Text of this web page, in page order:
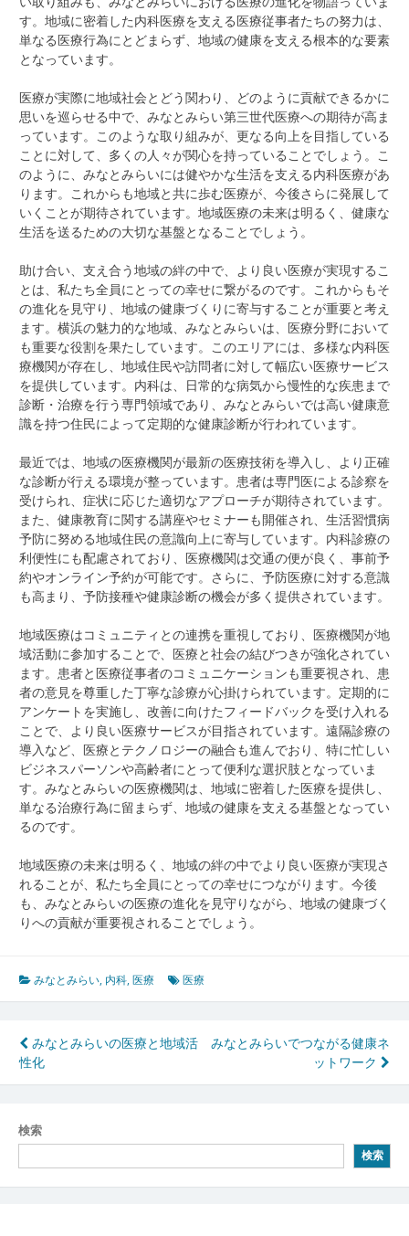
す。地域に密着した内科医療を支える医療従事者たちの努力は、
単なる医療行為にとどまらず、地域の健康を支える根本的な要素
となっています。
医療が実際に地域社会とどう関わり、どのように貢献できるかに
思いを巡らせる中で、みなとみらい第三世代医療への期待が高ま
っています。このような取り組みが、更なる向上を目指している
ことに対して、多くの人々が関心を持っていることでしょう。こ
のように、みなとみらいには健やかな生活を支える内科医療があ
ります。これからも地域と共に歩む医療が、今後さらに発展して
いくことが期待されています。地域医療の未来は明るく、健康な
生活を送るための大切な基盤となることでしょう。
助け合い、支え合う地域の絆の中で、より良い医療が実現するこ
とは、私たち全員にとっての幸せに繋がるのです。これからもそ
の進化を見守り、地域の健康づくりに寄与することが重要と考え
ます。横浜の魅力的な地域、みなとみらいは、医療分野において
も重要な役割を果たしています。このエリアには、多様な内科医
療機関が存在し、地域住民や訪問者に対して幅広い医療サービス
を提供しています。内科は、日常的な病気から慢性的な疾患まで
診断・治療を行う専門領域であり、みなとみらいでは高い健康意
識を持つ住民によって定期的な健康診断が行われています。
最近では、地域の医療機関が最新の医療技術を導入し、より正確
な診断が行える環境が整っています。患者は専門医による診察を
受けられ、症状に応じた適切なアプローチが期待されています。
また、健康教育に関する講座やセミナーも開催され、生活習慣病
予防に努める地域住民の意識向上に寄与しています。内科診療の
利便性にも配慮されており、医療機関は交通の便が良く、事前予
約やオンライン予約が可能です。さらに、予防医療に対する意識
も高まり、予防接種や健康診断の機会が多く提供されています。
地域医療はコミュニティとの連携を重視しており、医療機関が地
域活動に参加することで、医療と社会の結びつきが強化されてい
ます。患者と医療従事者のコミュニケーションも重要視され、患
者の意見を尊重した丁寧な診療が心掛けられています。定期的に
アンケートを実施し、改善に向けたフィードバックを受け入れる
ことで、より良い医療サービスが目指されています。遠隔診療の
導入など、医療とテクノロジーの融合も進んでおり、特に忙しい
ビジネスパーソンや高齢者にとって便利な選択肢となっていま
す。みなとみらいの医療機関は、地域に密着した医療を提供し、
単なる治療行為に留まらず、地域の健康を支える基盤となってい
るのです。
地域医療の未来は明るく、地域の絆の中でより良い医療が実現さ
れることが、私たち全員にとっての幸せにつながります。今後
も、みなとみらいの医療の進化を見守りながら、地域の健康づく
りへの貢献が重要視されることでしょう。
みなとみらい, 内科,医療 医療
投
稿
ビ
ゲ
ー
みなとみらいの医療と地域活
性化
みなとみらいでつながる健康ネ
ットワーク
検索
検索